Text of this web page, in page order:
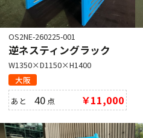
OS2NE-260225-001
逆ネスティングラック
W1350×D1150×H1400
大阪
あと40 点 ￥11,000